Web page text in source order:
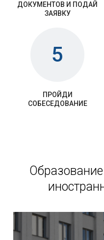
ДОКУМЕНТОВ И ПОДАЙ
ЗАЯВКУ
5
ПРОЙДИ
СОБЕСЕДОВАНИЕ